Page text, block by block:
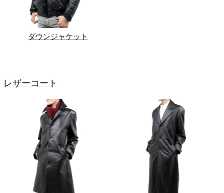
ダウンジャケット
レザーコート